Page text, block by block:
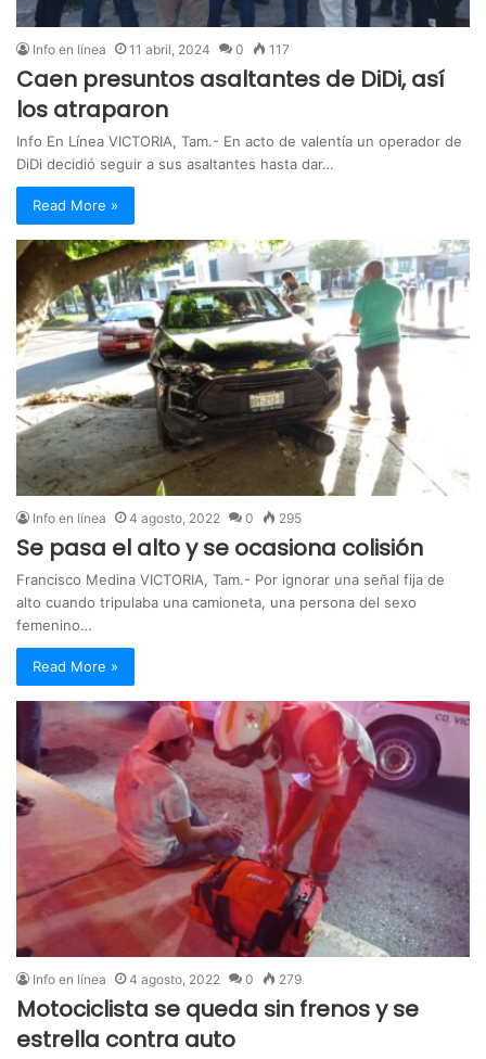
Info en línea 11 abril, 2024 0 117
Caen presuntos asaltantes de DiDi, así
los atraparon
Info En Línea VICTORIA, Tam.- En acto de valentía un operador de
DiDi decidió seguir a sus asaltantes hasta dar…
Read More »
Info en línea 4 agosto, 2022 0 295
Se pasa el alto y se ocasiona colisión
Francisco Medina VICTORIA, Tam.- Por ignorar una señal fija de
alto cuando tripulaba una camioneta, una persona del sexo
femenino…
Read More »
Info en línea 4 agosto, 2022 0 279
Motociclista se queda sin frenos y se
estrella contra auto